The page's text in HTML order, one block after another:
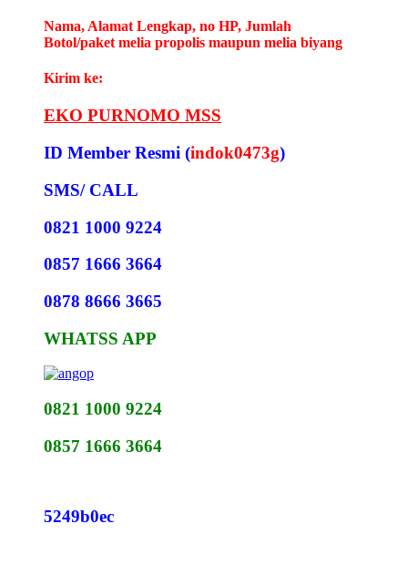
Nama, Alamat Lengkap, no HP, Jumlah
Botol/paket melia propolis maupun melia biyang
Kirim ke:
EKO PURNOMO MSS
ID Member Resmi (indok0473g)
SMS/ CALL
0821 1000 9224
0857 1666 3664
0878 8666 3665
WHATSS APP
0821 1000 9224
0857 1666 3664
5249b0ec